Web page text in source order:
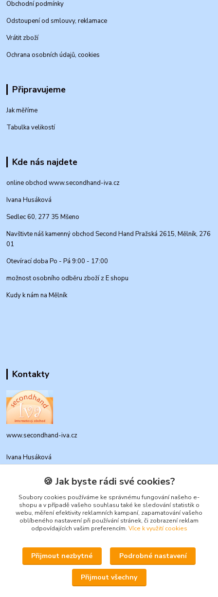
Obchodní podmínky
Odstoupení od smlouvy, reklamace
Vrátit zboží
Ochrana osobních údajů, cookies
Připravujeme
Jak měříme
Tabulka velikostí
Kde nás najdete
online obchod www.secondhand-iva.cz
Ivana Husáková
Sedlec 60, 277 35 Mšeno
Navštivte náš kamenný obchod Second Hand Pražská 2615, Mělník, 276
01
Otevírací doba Po - Pá 9:00 - 17:00
možnost osobního odběru zboží z E shopu
Kudy k nám na Mělník
Kontakty
www.secondhand-iva.cz
Ivana Husáková
+420 315 695 684
(Po-Pá, 9-17 hod.)
info@secondhand-iva.cz
Upravit sběr cookies.
🍪 Jak byste rádi své cookies?
Soubory cookies používáme ke správnému fungování našeho e-
shopu a v případě vašeho souhlasu také ke sledování statistik o
webu, měření efektivity reklamních kampaní, zapamatování vašeho
oblíbeného nastavení při používání stránek, či zobrazení reklam
odpovídajících vašim preferencím. Více k využití cookies
Přijmout nezbytné Podrobné nastavení
Přijmout všechny